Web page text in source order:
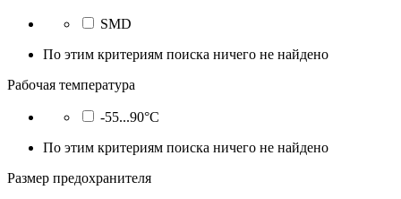
SMD
По этим критериям поиска ничего не найдено
Рабочая температура
-55...90°C
По этим критериям поиска ничего не найдено
Размер предохранителя